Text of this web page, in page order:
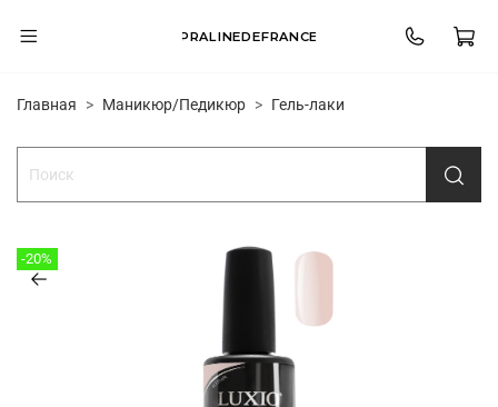
PRALINEDEFRANCE
Главная Маникюр/Педикюр Гель-лаки
-20%